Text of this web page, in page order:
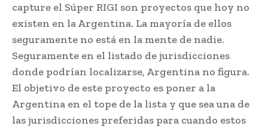
capture el Súper RIGI son proyectos que hoy no
existen en la Argentina. La mayoría de ellos
seguramente no está en la mente de nadie.
Seguramente en el listado de jurisdicciones
donde podrían localizarse, Argentina no figura.
El objetivo de este proyecto es poner a la
Argentina en el tope de la lista y que sea una de
las jurisdicciones preferidas para cuando estos